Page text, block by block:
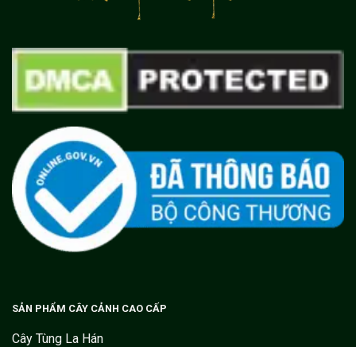
SẢN PHẨM CÂY CẢNH CAO CẤP
Cây Tùng La Hán